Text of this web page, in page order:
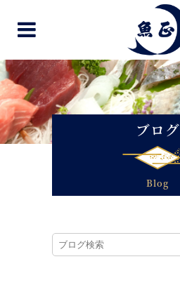
ブログ
Blog